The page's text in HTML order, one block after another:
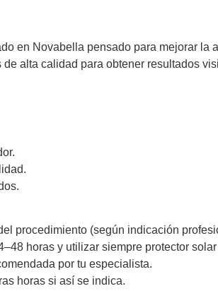
en Novabella pensado para mejorar la
alta calidad para obtener resultados
procedimiento (según indicación
horas y utilizar siempre protector
por tu especialista.
horas si así se indica.